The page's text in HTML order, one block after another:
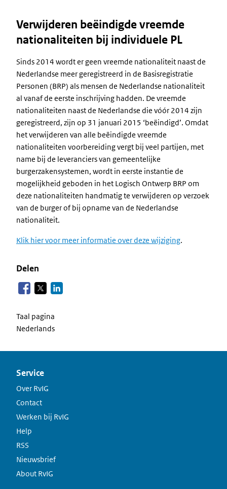
Verwijderen beëindigde vreemde
nationaliteiten bij individuele PL
Sinds 2014 wordt er geen vreemde nationaliteit naast de
Nederlandse meer geregistreerd in de Basisregistratie
Personen (BRP) als mensen de Nederlandse nationaliteit
al vanaf de eerste inschrijving hadden. De vreemde
nationaliteiten naast de Nederlandse die vóór 2014 zijn
geregistreerd, zijn op 31 januari 2015 ‘beëindigd’. Omdat
het verwijderen van alle beëindigde vreemde
nationaliteiten voorbereiding vergt bij veel partijen, met
name bij de leveranciers van gemeentelijke
burgerzakensystemen, wordt in eerste instantie de
mogelijkheid geboden in het Logisch Ontwerp BRP om
deze nationaliteiten handmatig te verwijderen op verzoek
van de burger of bij opname van de Nederlandse
nationaliteit.
Klik hier voor meer informatie over deze wijziging.
Delen
Taal pagina
Nederlands
Service
Over RvIG
Contact
Werken bij RvIG
Help
RSS
Nieuwsbrief
About RvIG